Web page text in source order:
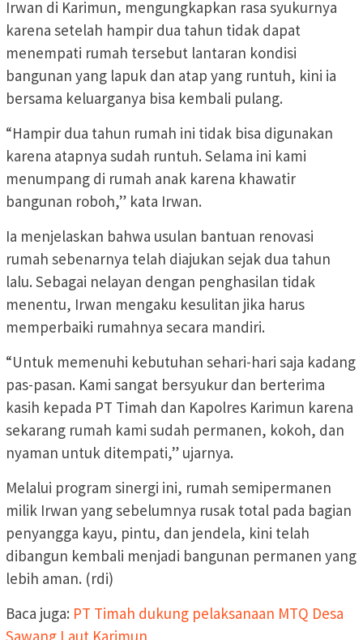
Irwan di Karimun, mengungkapkan rasa syukurnya
karena setelah hampir dua tahun tidak dapat
menempati rumah tersebut lantaran kondisi
bangunan yang lapuk dan atap yang runtuh, kini ia
bersama keluarganya bisa kembali pulang.
“Hampir dua tahun rumah ini tidak bisa digunakan
karena atapnya sudah runtuh. Selama ini kami
menumpang di rumah anak karena khawatir
bangunan roboh,” kata Irwan.
Ia menjelaskan bahwa usulan bantuan renovasi
rumah sebenarnya telah diajukan sejak dua tahun
lalu. Sebagai nelayan dengan penghasilan tidak
menentu, Irwan mengaku kesulitan jika harus
memperbaiki rumahnya secara mandiri.
“Untuk memenuhi kebutuhan sehari-hari saja kadang
pas-pasan. Kami sangat bersyukur dan berterima
kasih kepada PT Timah dan Kapolres Karimun karena
sekarang rumah kami sudah permanen, kokoh, dan
nyaman untuk ditempati,” ujarnya.
Melalui program sinergi ini, rumah semipermanen
milik Irwan yang sebelumnya rusak total pada bagian
penyangga kayu, pintu, dan jendela, kini telah
dibangun kembali menjadi bangunan permanen yang
lebih aman. (rdi)
Baca juga: PT Timah dukung pelaksanaan MTQ Desa
Sawang Laut Karimun